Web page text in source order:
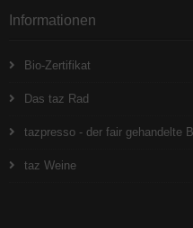
Informationen
Bio-Zertifikat
Das taz Rad
tazpresso - der fair gehandelte
taz Weine